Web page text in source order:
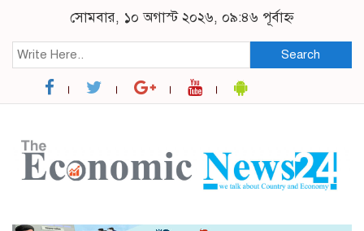
সোমবার, ১০ অগাস্ট ২০২৬, ০৯:৪৬ পূর্বাহ্ন
Search